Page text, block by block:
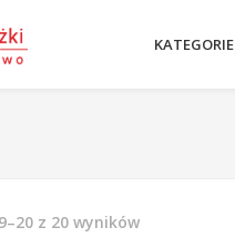
KATEGORIE
z 20 wynikówPosortowane